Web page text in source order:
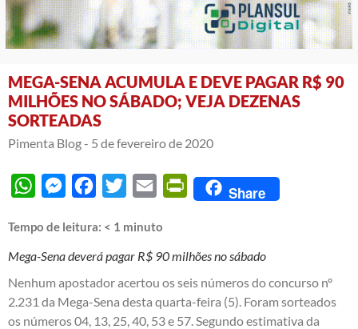
MEGA-SENA ACUMULA E DEVE PAGAR R$ 90
MILHÕES NO SÁBADO; VEJA DEZENAS
SORTEADAS
Pimenta Blog - 5 de fevereiro de 2020
WhatsAppMessengerFacebook
Twitter Email PrintFriendly
Share
Tempo de leitura: < 1 minuto
Mega-Sena deverá pagar R$ 90 milhões no sábado
Nenhum apostador acertou os seis números do concurso nº
2.231 da Mega-Sena desta quarta-feira (5). Foram sorteados
os números 04, 13, 25, 40, 53 e 57. Segundo estimativa da